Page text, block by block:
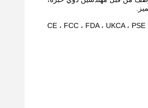
نحن نقدم دعمًا احترافيًا فرديًا من خلال فريق خدمة المبيعات ذو الخبرة. منتجاتنا تلبي باستمرار معايير الشهادات الدولية ، بما في ذلك CE ، FCC ، FDA ، UKCA ، PSE